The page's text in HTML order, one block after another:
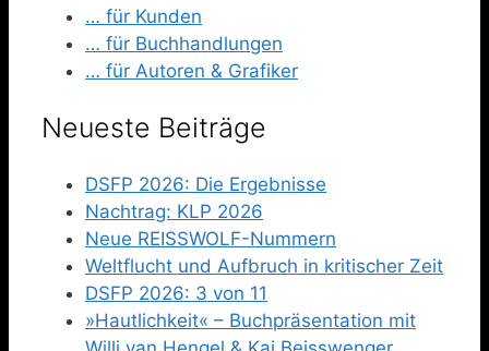
… für Kunden
… für Buchhandlungen
… für Autoren & Grafiker
Neueste Beiträge
DSFP 2026: Die Ergebnisse
Nachtrag: KLP 2026
Neue REISSWOLF-Nummern
Weltflucht und Aufbruch in kritischer Zeit
DSFP 2026: 3 von 11
»Hautlichkeit« – Buchpräsentation mit